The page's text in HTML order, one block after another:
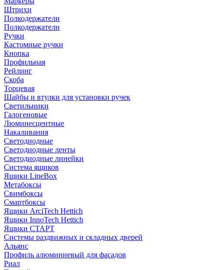
Штрихи
Полкодержатели
Полкодержатели
Ручки
Кастомные ручки
Кнопка
Профильная
Рейлинг
Скоба
Торцевая
Шайбы и втулки для установки ручек
Светильники
Галогеновые
Люминесцентные
Накаливания
Светодиодные
Светодиодные ленты
Светодиодные линейки
Система ящиков
Ящики LineBox
Метабоксы
Свимбоксы
Смартбоксы
Ящики ArciTech Hettich
Ящики InnoTech Hettich
Ящики СТАРТ
Системы раздвижных и складных дверей
Альянс
Профиль алюминиевый для фасадов
Риал